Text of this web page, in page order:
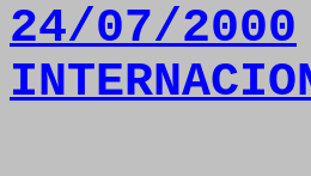
24/07/2000